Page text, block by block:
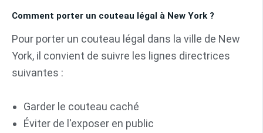
Comment porter un couteau légal à New York ?
Pour porter un couteau légal dans la ville de New
York, il convient de suivre les lignes directrices
suivantes :
Garder le couteau caché
Éviter de l'exposer en public